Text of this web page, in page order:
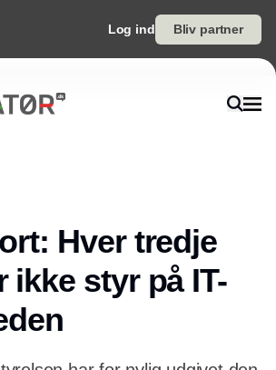
Log ind Bliv partner
Hver tredje
ikke styr på IT-